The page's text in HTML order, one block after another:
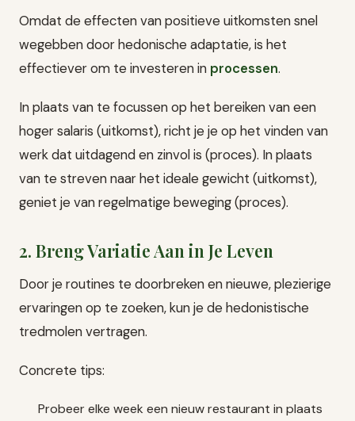
Omdat de effecten van positieve uitkomsten snel
wegebben door hedonische adaptatie, is het
effectiever om te investeren in processen.
In plaats van te focussen op het bereiken van een
hoger salaris (uitkomst), richt je je op het vinden van
werk dat uitdagend en zinvol is (proces). In plaats
van te streven naar het ideale gewicht (uitkomst),
geniet je van regelmatige beweging (proces).
2. Breng Variatie Aan in Je Leven
Door je routines te doorbreken en nieuwe, plezierige
ervaringen op te zoeken, kun je de hedonistische
tredmolen vertragen.
Concrete tips:
Probeer elke week een nieuw restaurant in plaats